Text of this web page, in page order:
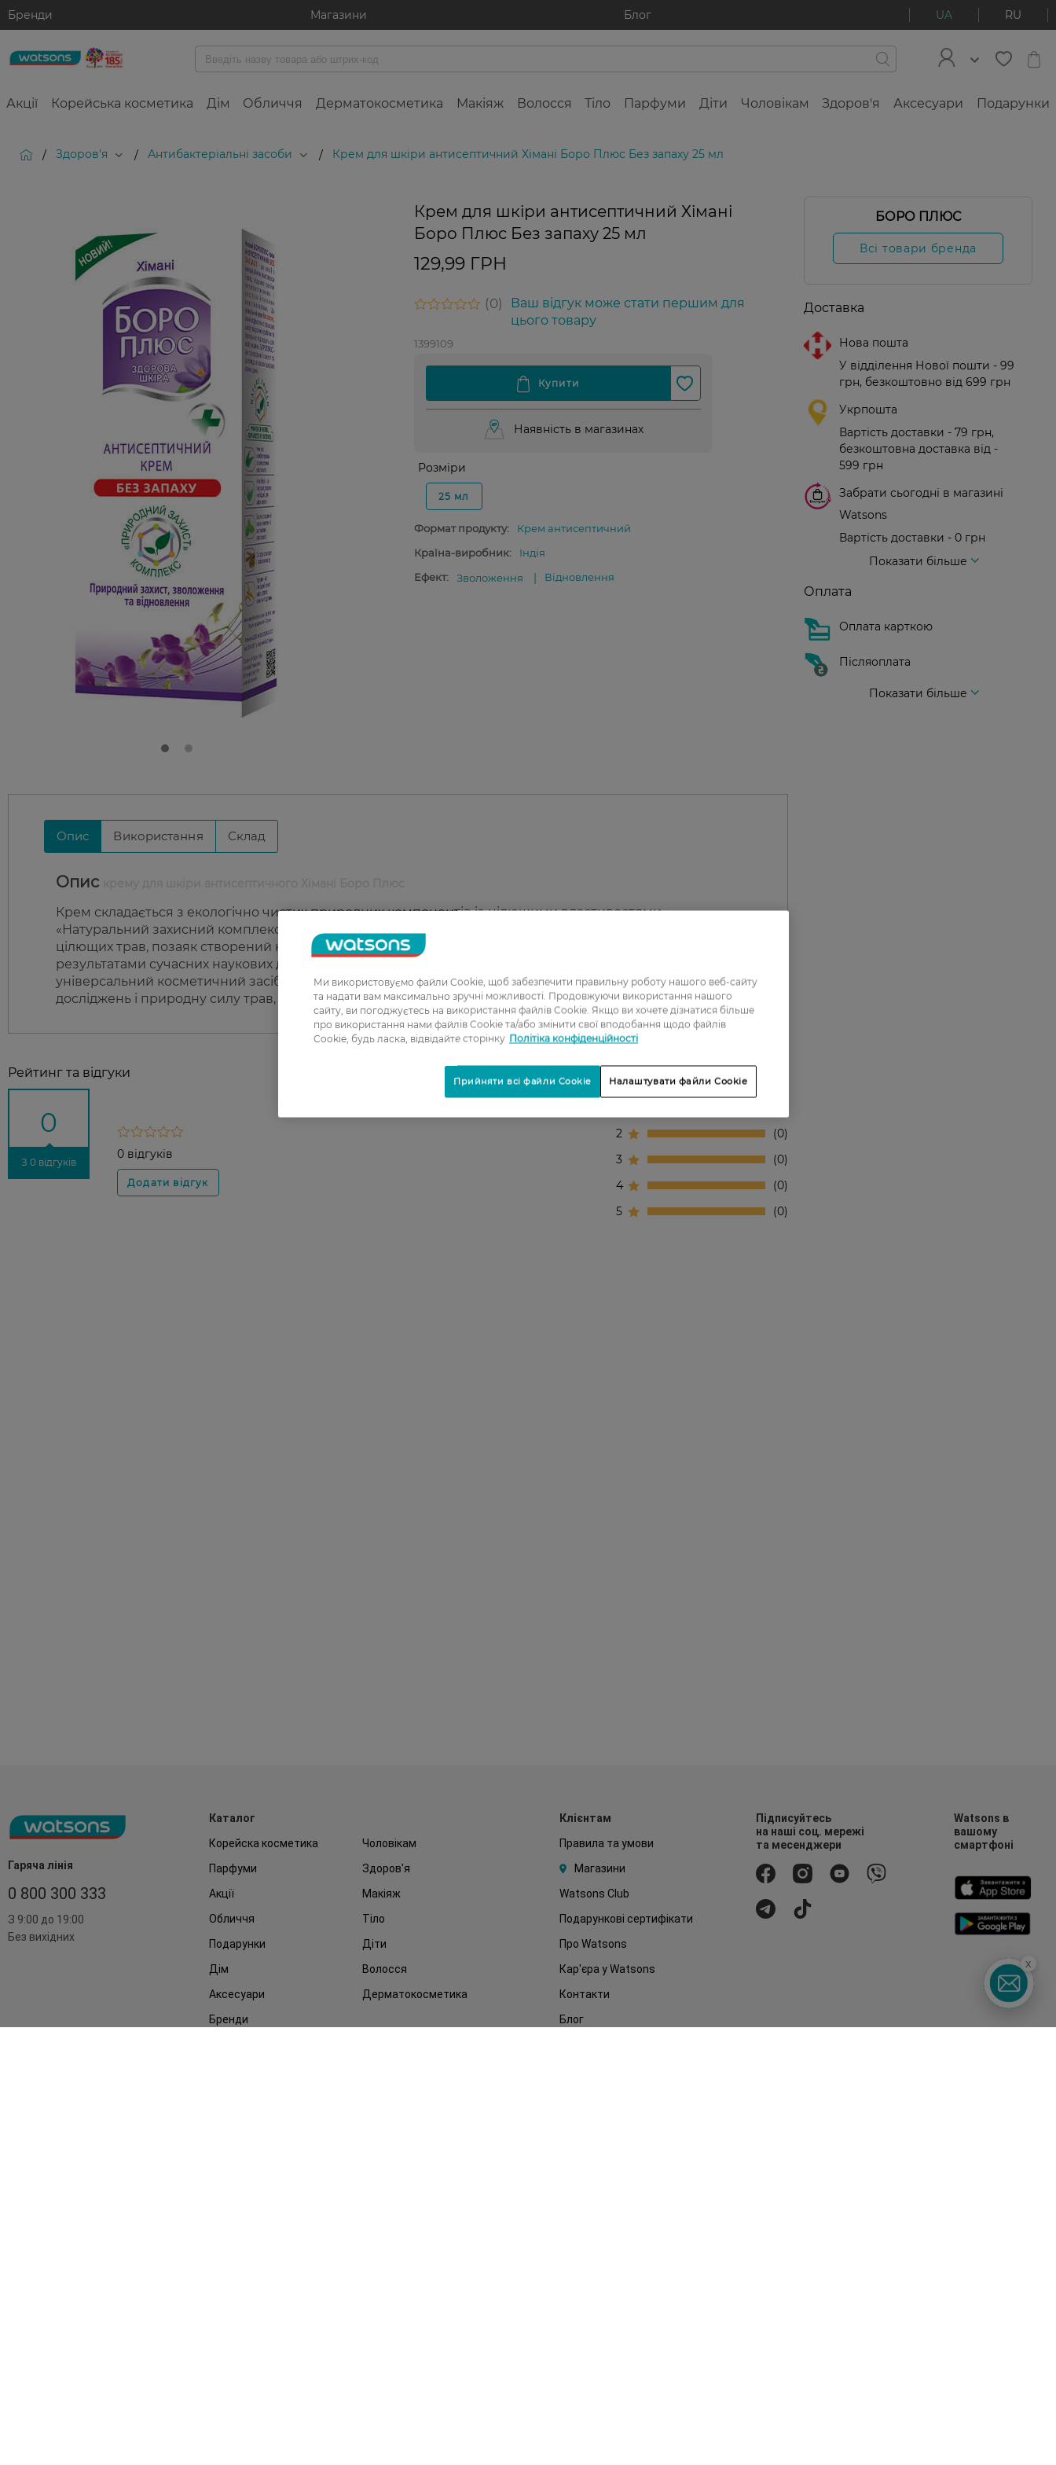
Бренди Магазини Блог UA RU
Акції Корейська косметика Дім Обличчя Дерматокосметика Макіяж Волосся Тіло Парфуми Діти Чоловікам Здоров'я Аксесуари Подарунки
/ Здоров'я / Антибактеріальні засоби / Крем для шкіри антисептичний Хімані Боро Плюс Без запаху 25 мл
Крем для шкіри антисептичний Хімані
Боро Плюс Без запаху 25 мл
129,99 ГРН
0
Ваш відгук може стати першим для
цього товару
1399109
Наявність в магазинах
Розміри
25 мл
Формат продукту:
Крем антисептичний
Країна-виробник:
Індія
Ефект:
Зволоження Відновлення
Опис Використання Склад
Опис
Крем складається з екологічно чистих природних компонентів із цілющими властивостями.
«Натуральний захисний комплекс», що входить до складу крему, має підсилений терапевтичний ефект
цілющих трав, позаяк створений на основі рецептур традиційної аюрведичної медицини в поєднанні з
результатами сучасних наукових досліджень. Це крем номер один для захисту вашої шкіри. Це
універсальний косметичний засіб для всієї родини, що поєднує в собі результати передових наукових
досліджень і природну силу трав, що забезпечує шкірі довготривалий догляд.
Рейтинг та відгуки
0
З 0 відгуків
0 відгуків
2
0
3
0
4
0
5
0
БОРО ПЛЮС
Всі товари бренда
Доставка
Нова пошта
У відділення Нової пошти - 99
грн, безкоштовно від 699 грн
Укрпошта
Вартість доставки - 79 грн,
безкоштовна доставка від -
599 грн
Забрати сьогодні в магазині
Watsons
Вартість доставки - 0 грн
Показати більше
Оплата
Оплата карткою
Післяоплата
Показати більше
Гаряча лінія
0 800 300 333
З 9:00 до 19:00
Без вихідних
Каталог
Корейска косметика
Чоловікам
Парфуми
Здоров'я
Акції
Макіяж
Обличчя
Тіло
Подарунки
Діти
Дім
Волосся
Аксесуари
Дерматокосметика
Бренди
Клієнтам
Правила та умови
Магазини
Watsons Club
Подарункові сертифікати
Про Watsons
Кар'єра у Watsons
Контакти
Блог
Підписуйтесь
на наші соц. мережі
та месенджери
Watsons в
вашому
смартфоні
x
Ми використовуємо файли Cookie, щоб забезпечити правильну роботу нашого веб-сайту
та надати вам максимально зручні можливості. Продовжуючи використання нашого
сайту, ви погоджуєтесь на використання файлів Cookie. Якщо ви хочете дізнатися більше
про використання нами файлів Cookie та/або змінити свої вподобання щодо файлів
Cookie, будь ласка, відвідайте сторінку Політіка конфіденційності
Налаштувати файли Cookie
Прийняти всі файли Cookie